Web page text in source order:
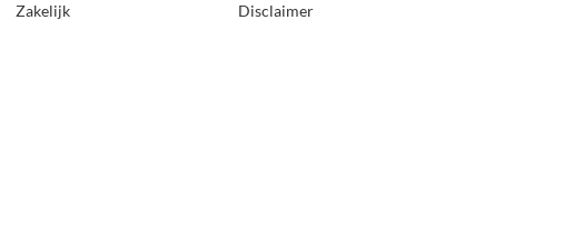
Zakelijk
Disclaimer